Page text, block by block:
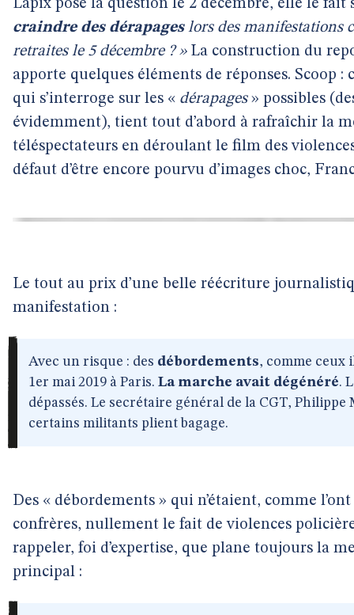
Lapix pose la question le 2 décembre, elle le fait
craindre des dérapageslors des manifestations
retraites le 5 décembre ? »La construction du
apporte quelques éléments de réponses. Scoop :
qui s’interroge sur les « dérapages» possibles
évidemment), tient tout d’abord à rafraîchir la
téléspectateurs en déroulant le film des
défaut d’être encore pourvu d’images choc,
Le tout au prix d’une belle réécriture
manifestation :
Avec un risque : des débordements, comme ceux
1er mai 2019 à Paris. La marche avait dégénéré.
dépassés. Le secrétaire général de la CGT,
certains militants plient bagage.
Des « débordements » qui n’étaient, comme
confrères, nullement le fait de violences
rappeler, foi d’expertise, que plane toujours la
principal :